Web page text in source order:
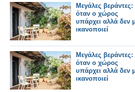
Μεγάλες βεράντες:
όταν ο χώρος
υπάρχει αλλά δεν
ικανοποιεί
Μεγάλες βεράντες:
όταν ο χώρος
υπάρχει αλλά δεν
ικανοποιεί